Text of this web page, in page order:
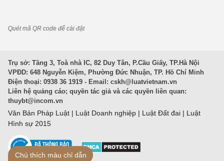
Quét mã QR code để cài đặt
Trụ sở: Tầng 3, Toà nhà IC, 82 Duy Tân, P.Cầu Giấy, TP.Hà Nội
VPĐD: 648 Nguyễn Kiệm, Phường Đức Nhuận, TP. Hồ Chí Minh
Điện thoại: 0938 36 1919 - Email: cskh@luatvietnam.vn
Liên hệ quảng cáo; quyền tác giả và các quyền liên quan:
thuybt@incom.vn
Văn Bản Pháp Luật | Luật Doanh nghiệp | Luật Đất đai | Luật
Hình sự 2015
Chú thích màu chỉ dẫn